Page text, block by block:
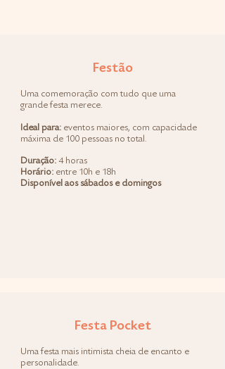
Festão
Uma comemoração com tudo que uma
grande festa merece.
Ideal para: eventos maiores, com capacidade
máxima de 100 pessoas no total.
Duração:4 horas
Horário: entre 10h e 18h
Disponível aos sábados e domingos
Festa Pocket
Uma festa mais intimista cheia de encanto e
personalidade.